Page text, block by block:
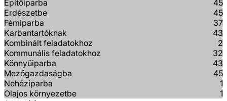
Építőiparba
45
Erdészetbe
45
Fémiparba
37
Karbantartóknak
43
Kombinált feladatokhoz
2
Kommunális feladatokhoz
32
Könnyűiparba
43
Mezőgazdaságba
45
Nehéziparba
1
Olajos környezetbe
1